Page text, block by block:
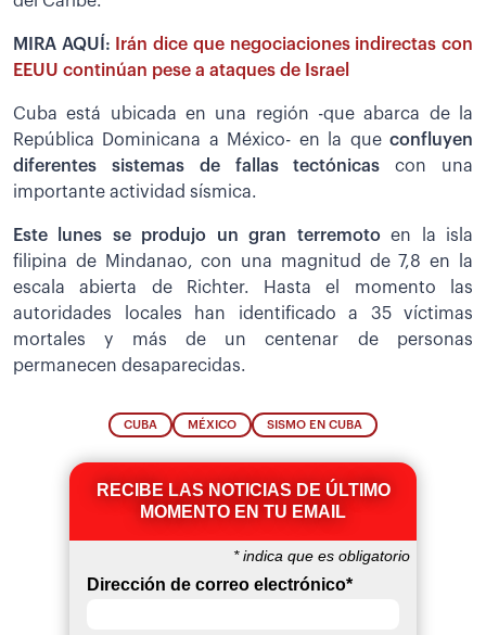
MIRA AQUÍ:
Irán dice que negociaciones indirectas con
EEUU continúan pese a ataques de Israel
Cuba está ubicada en una región -que abarca de la
República Dominicana a México- en la queconfluyen
diferentes sistemas de fallas tectónicas con una
importante actividad sísmica.
Este lunes se produjo un gran terremotoen la isla
filipina de Mindanao, con una magnitud de 7,8 en la
escala abierta de Richter. Hasta el momento las
autoridades locales han identificado a 35 víctimas
mortales y más de un centenar de personas
permanecen desaparecidas.
CUBA MÉXICO SISMO EN CUBA
RECIBE LAS NOTICIAS DE ÚLTIMO
MOMENTO EN TU EMAIL
*indica que es obligatorio
Dirección de correo electrónico*